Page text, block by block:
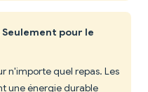
Seulement pour le
n'importe quel repas. Les
une énergie durable